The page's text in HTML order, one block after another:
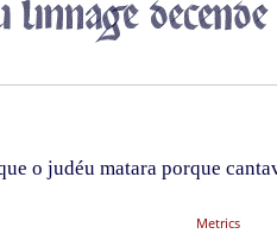
o judéu matara porque
Metrics